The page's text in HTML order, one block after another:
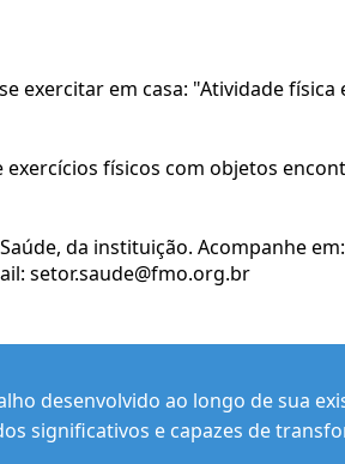
em casa: "Atividade
físicos com objetos
da instituição. Acompanhe
setor.saude@fmo.org.br
desenvolvido ao longo de sua
significativos e capazes de